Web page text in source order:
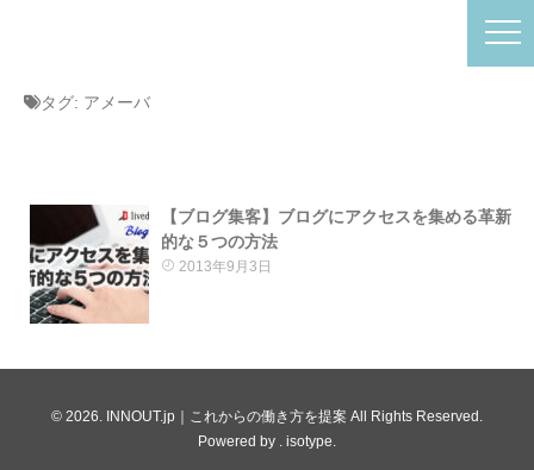
タグ: アメーバ
【ブログ集客】ブログにアクセスを集める革新
的な５つの方法
2013年9月3日
© 2026. INNOUT.jp｜これからの働き方を提案 All Rights Reserved.
Powered by . isotype.